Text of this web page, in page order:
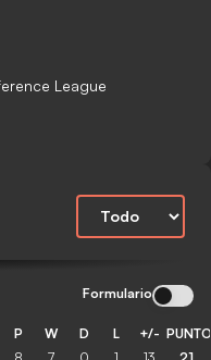
League
Formulario
P W D L +/-